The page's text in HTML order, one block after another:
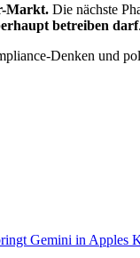
Markt. Die nächste
betreiben darf.
Denken und
Gemini in Apples